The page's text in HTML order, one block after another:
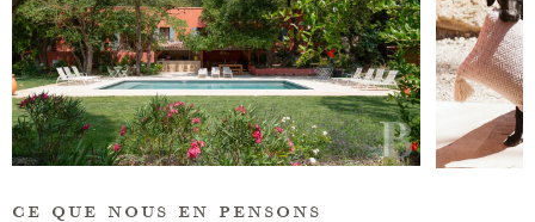
ce que nous en pensons